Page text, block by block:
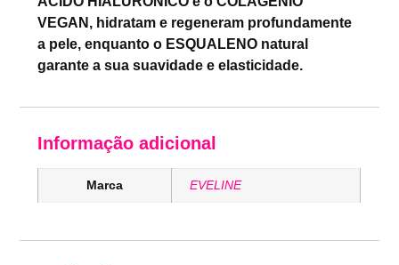
VEGAN, hidratam e regeneram profundamente
a pele, enquanto o ESQUALENO natural
garante a sua suavidade e elasticidade.
Informação adicional
Marca EVELINE